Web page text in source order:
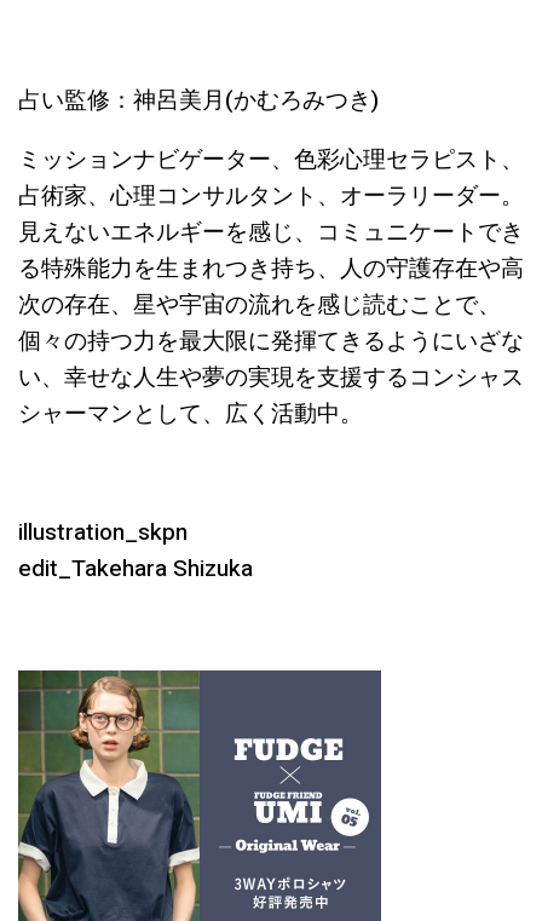
占い監修：神呂美月(かむろみつき)
ミッションナビゲーター、色彩心理セラピスト、
占術家、心理コンサルタント、オーラリーダー。
見えないエネルギーを感じ、コミュニケートでき
る特殊能力を生まれつき持ち、人の守護存在や高
次の存在、星や宇宙の流れを感じ読むことで、
個々の持つ力を最大限に発揮てきるようにいざな
い、幸せな人生や夢の実現を支援するコンシャス
シャーマンとして、広く活動中。
illustration_skpn
edit_Takehara Shizuka